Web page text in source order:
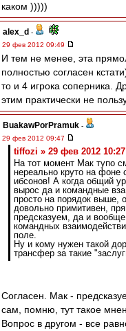
каком )))))
alex_d -
29 фев 2012 09:49
И тем не менее, эта
полностью согласен
то и 4 игрока соперника.
этим практически не
BuakawPorPramuk -
29 фев 2012 09:47
tiffozi » 29 фев 2012 10:27
На тот момент Мак тупо
нереально круто на фоне
ибсонов! А когда общий
вырос да и командные
просто на порядок выше,
довольно примитивен,
предсказуем, да и
командных
поле.
Ну и кому нужен такой
трансфер за такие
Согласен. Мак -
сам, помню, тут такое
Вопрос в другом - все